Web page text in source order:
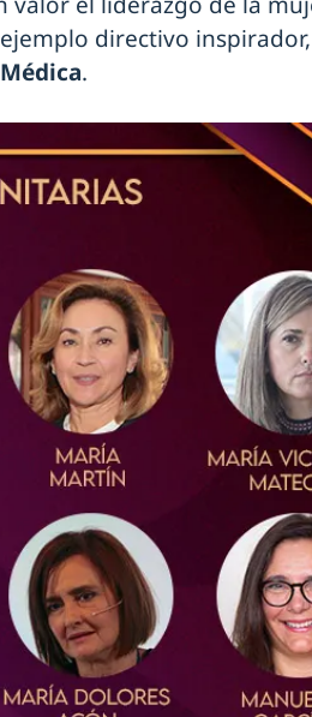
directivo
.